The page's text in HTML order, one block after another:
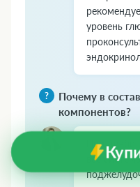
уровень
Почему в
компонентов?
При
все